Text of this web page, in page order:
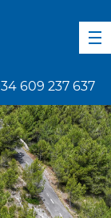
609 237 637